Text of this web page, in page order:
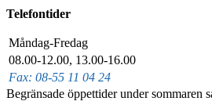
Telefontider
Fax: 08-55 11 04 24
Måndag-Fredag
08.00-12.00, 13.00-16.00
Begränsade öppettider under sommaren